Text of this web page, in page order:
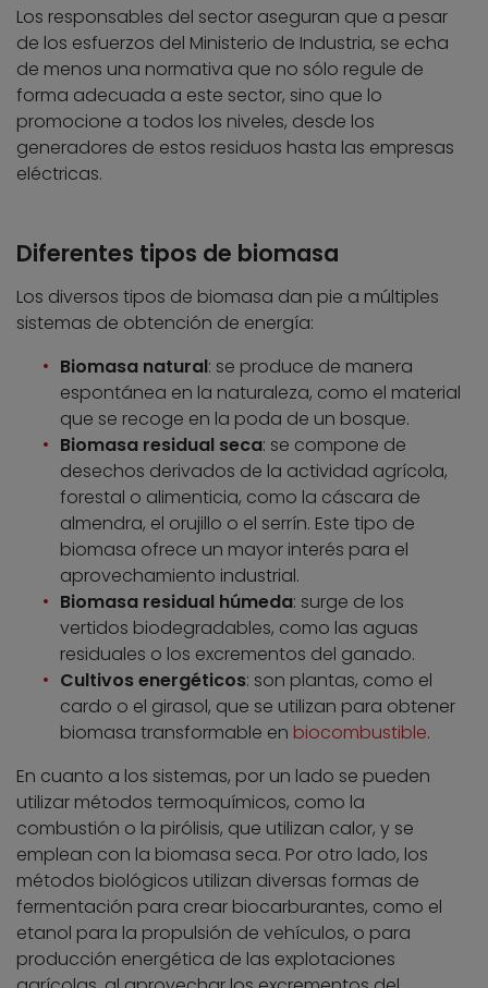
Los responsables del sector aseguran que a pesar
de los esfuerzos del Ministerio de Industria, se echa
de menos una normativa que no sólo regule de
forma adecuada a este sector, sino que lo
promocione a todos los niveles, desde los
generadores de estos residuos hasta las empresas
eléctricas.
Diferentes tipos de biomasa
Los diversos tipos de biomasa dan pie a múltiples
sistemas de obtención de energía:
Biomasa natural: se produce de manera
espontánea en la naturaleza, como el material
que se recoge en la poda de un bosque.
Biomasa residual seca: se compone de
desechos derivados de la actividad agrícola,
forestal o alimenticia, como la cáscara de
almendra, el orujillo o el serrín. Este tipo de
biomasa ofrece un mayor interés para el
aprovechamiento industrial.
Biomasa residual húmeda: surge de los
vertidos biodegradables, como las aguas
residuales o los excrementos del ganado.
Cultivos energéticos: son plantas, como el
cardo o el girasol, que se utilizan para obtener
biomasa transformable en biocombustible.
En cuanto a los sistemas, por un lado se pueden
utilizar métodos termoquímicos, como la
combustión o la pirólisis, que utilizan calor, y se
emplean con la biomasa seca. Por otro lado, los
métodos biológicos utilizan diversas formas de
fermentación para crear biocarburantes, como el
etanol para la propulsión de vehículos, o para
producción energética de las explotaciones